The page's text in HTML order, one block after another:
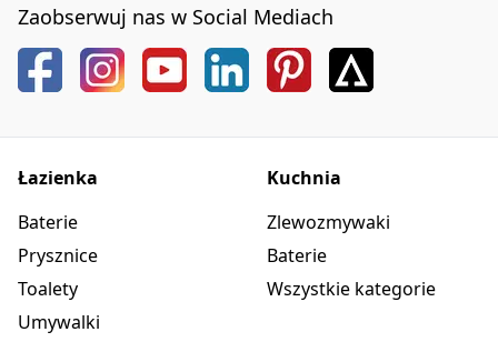
Długość [mm] 1500
Rodzaj oplotu nie dotyczy
Anti-twist
Przełącznik funkcji
Typ przełącznika mechaniczny ceramiczny
Zaobserwuj nas w Social Mediach
Łazienka
Baterie
Prysznice
Toalety
Umywalki
Kuchnia
Zlewozmywaki
Baterie
Wszystkie kategorie